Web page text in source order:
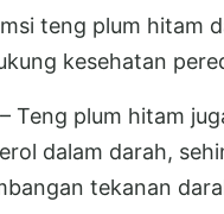
teng plum hitam
kesehatan
– Teng plum hitam
dalam darah,
tekanan